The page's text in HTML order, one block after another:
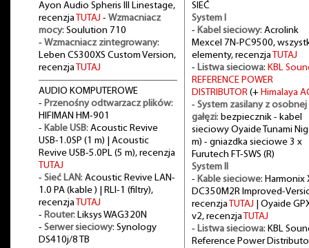
Ayon Audio Spheris III Linestage,
recenzja TUTAJ - Wzmacniacz
mocy: Soulution 710
- Wzmacniacz zintegrowany:
Leben CS300XS Custom Version,
recenzja TUTAJ
AUDIO KOMPUTEROWE
- Przenośny odtwarzacz plików:
HIFIMAN HM-901
- Kable USB: Acoustic Revive
USB-1.0SP (1 m) | Acoustic
Revive USB-5.0PL (5 m), recenzja
TUTAJ
- Sieć LAN: Acoustic Revive LAN-
1.0 PA (kable ) | RLI-1 (filtry),
recenzja TUTAJ
- Router: Liksys WAG320N
- Serwer sieciowy: Synology
DS410j/8 TB
SIEĆ
System I
- Kabel sieciowy: Acrolink
Mexcel 7N-PC9500,
elementy, recenzja TUTAJ
- Listwa sieciowa: KBL
REFERENCE POWER
DISTRIBUTOR(+ Himalaya
- System zasilany z osobnej
gałęzi: bezpiecznik - kabel
sieciowy Oyaide Tunami
m) - gniazdka sieciowe 3 x
Furutech FT-SWS (R)
System II
- Kable sieciowe: Harmonix
DC350M2R Improved-
recenzja TUTAJ | Oyaide
v2, recenzja TUTAJ
- Listwa sieciowa: KBL
Reference Power